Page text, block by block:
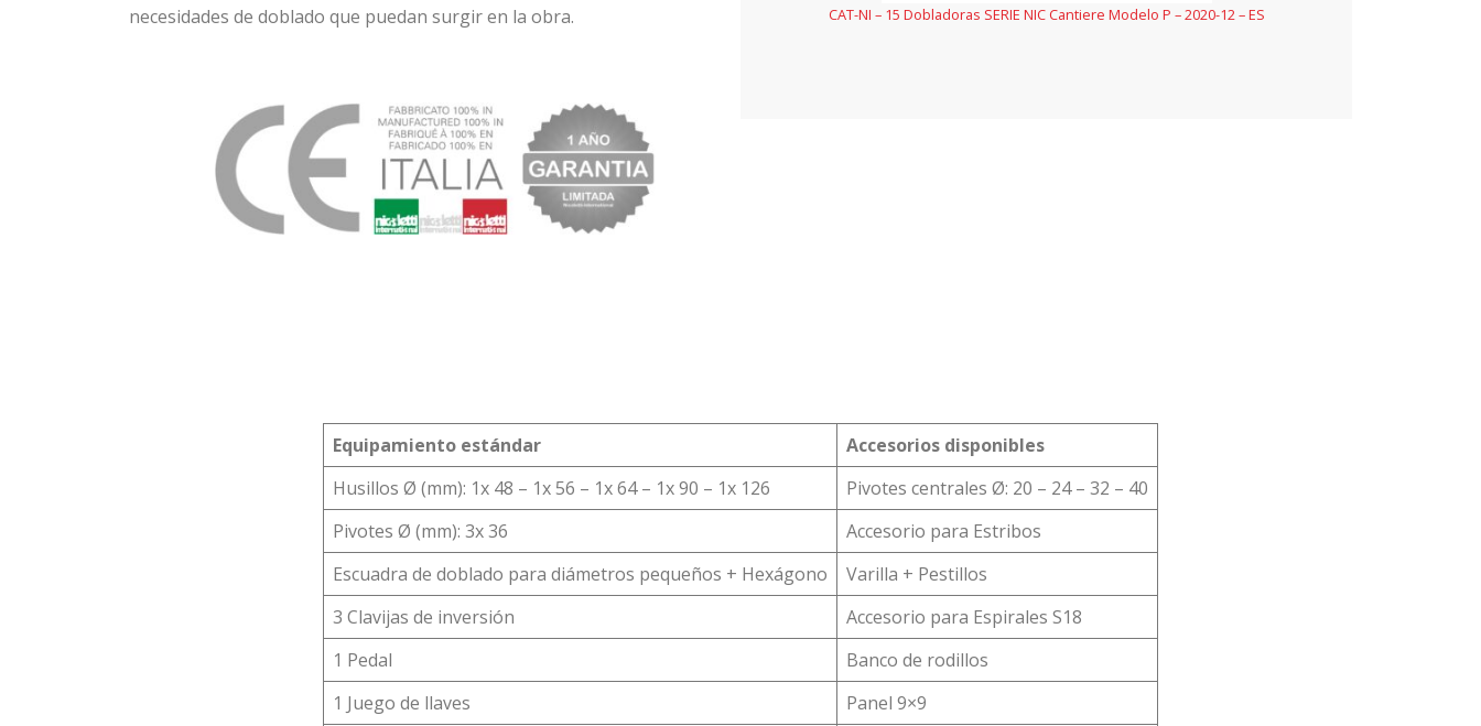
necesidades de doblado que puedan surgir en la obra.
CAT-NI – 15 Dobladoras SERIE NIC Cantiere Modelo P – 2020-12 – ES
Equipamiento estándar
Accesorios disponibles
Husillos Ø (mm): 1x 48 – 1x 56 – 1x 64 – 1x 90 – 1x 126
Pivotes centrales Ø: 20 – 24 – 32 – 40
Pivotes Ø (mm): 3x 36
Accesorio para Estribos
Escuadra de doblado para diámetros pequeños + Hexágono
Varilla + Pestillos
3 Clavijas de inversión
Accesorio para Espirales S18
1 Pedal
Banco de rodillos
1 Juego de llaves
Panel 9×9